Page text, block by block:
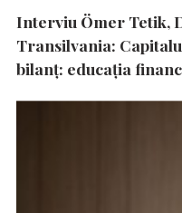
Interviu Ömer Tetik,
Transilvania:
bilanț: educația